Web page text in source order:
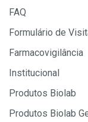
FAQ
Formulário de
Farmacovigilância
Institucional
Produtos Biolab
Produtos Biolab